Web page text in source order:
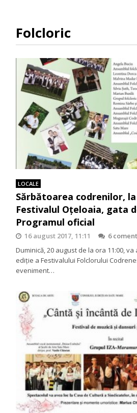
Folcloric
LOCALE
Sărbătoarea codrenilor,
Festivalul Oțeloaia, gata
Programul oficial
16 august 2017, 11:11
6
Duminică, 20 august de la ora 11:00, va
ediție a Festivalului Folclorului
eveniment…